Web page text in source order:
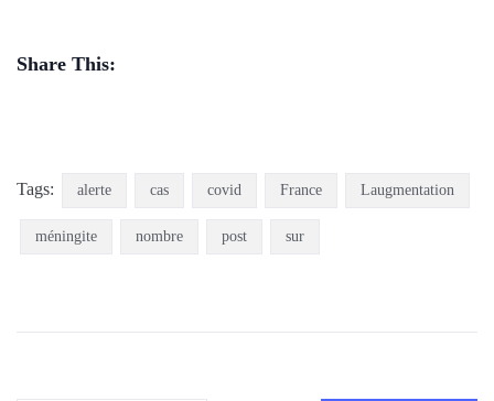
Share This:
Tags: alerte cas covid France Laugmentation
méningite nombre post sur